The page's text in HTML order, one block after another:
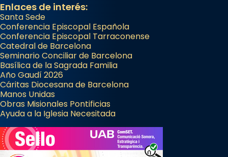
Enlaces de interés:
Santa Sede
Conferencia Episcopal Española
Conferencia Episcopal Tarraconense
Catedral de Barcelona
Seminario Conciliar de Barcelona
Basílica de la Sagrada Familia
Año Gaudí 2026
Cáritas Diocesana de Barcelona
Manos Unidas
Obras Misionales Pontificias
Ayuda a la Iglesia Necesitada